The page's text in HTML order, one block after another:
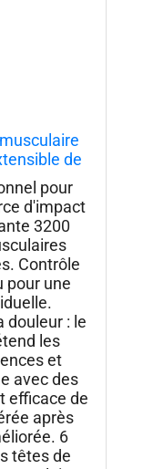
de
des
portable
des
pour
d'impact
3200
Contrôle
pour une
douleur : le
les
et
avec des
efficace de
après
6
têtes de